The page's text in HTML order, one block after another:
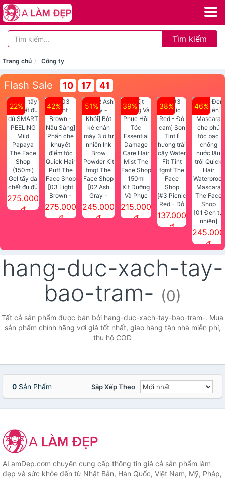
Tìm kiếm
Trang chủ Công ty
Flash Sale 10 17 41
22%
Gel tẩy da
chết đu đủ
SMART
PEELING
275.000
đ
42%
[03 Light
Brown -
Nâu Sáng]
Phấn che
275.000
đ
51%
[02 Ash
Gray -
Khói] Bột
kẻ chân
Face Shop
245.000
đ
39%
Xịt Dưỡng
Và Phục
Hồi Tóc
Essential
215.000
đ
38%
[#3 Picnic
Red - Đỏ
cam] Son
Face
137.000
đ
46%
[01 Đen tự
nhiên]
Mascara
che phủ
nước lâu
trôi Quick
Hair
Shop
245.000
đ
hang-duc-xach-tay-
bao-tram- (0)
Tất cả sản phẩm được bán bởi hang-duc-xach-tay-bao-tram-. Mua
sản phẩm chính hãng với giá tốt nhất, giao hàng tận nhà miễn phí,
thu hộ COD
0 Sản Phẩm Sắp Xếp Theo
ALamDep.com chuyên cung cấp thông tin giá cả sản phẩm làm
đẹp và sức khỏe đến từ Nhật Bản, Hàn Quốc, Việt Nam, Mỹ, Pháp,